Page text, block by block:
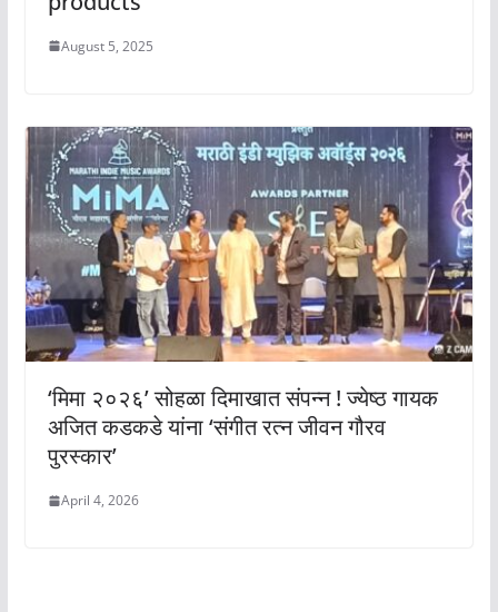
August 5, 2025
‘मिमा २०२६’ सोहळा दिमाखात संपन्न ! ज्येष्ठ गायक
अजित कडकडे यांना ‘संगीत रत्न जीवन गौरव
पुरस्कार’
April 4, 2026